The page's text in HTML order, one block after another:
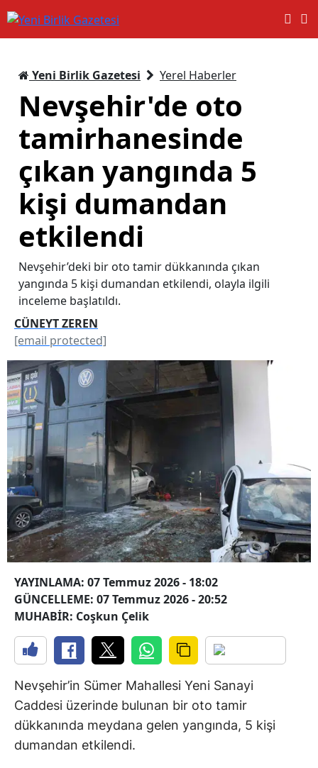
Yeni Birlik Gazetesi Yerel Haberler
Nevşehir'de oto
tamirhanesinde
çıkan yangında 5
kişi dumandan
etkilendi
Nevşehir’deki bir oto tamir dükkanında çıkan
yangında 5 kişi dumandan etkilendi, olayla ilgili
inceleme başlatıldı.
CÜNEYT ZEREN
[email protected]
YAYINLAMA: 07 Temmuz 2026 - 18:02
GÜNCELLEME: 07 Temmuz 2026 - 20:52
MUHABİR: Coşkun Çelik
Nevşehir’in Sümer Mahallesi Yeni Sanayi
Caddesi üzerinde bulunan bir oto tamir
dükkanında meydana gelen yangında, 5 kişi
dumandan etkilendi.